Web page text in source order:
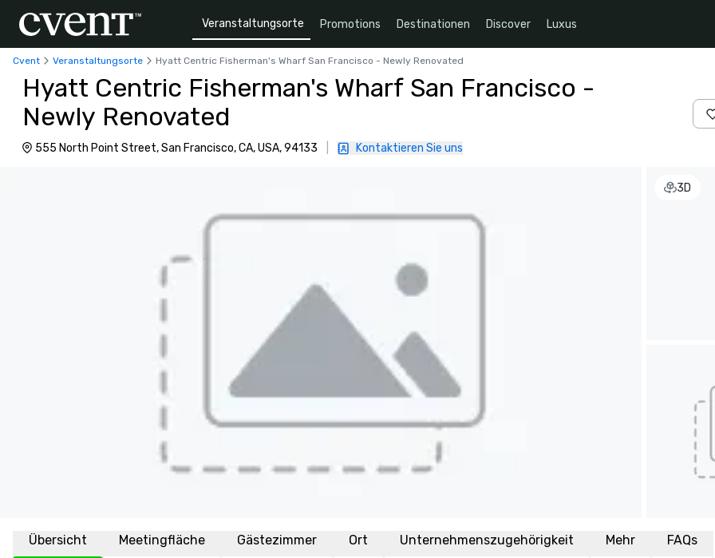
Veranstaltungsorte Promotions Destinationen Discover Luxus
Cvent Veranstaltungsorte Hyatt Centric Fisherman's Wharf San Francisco - Newly Renovated
Hyatt Centric Fisherman's Wharf San Francisco -
Newly Renovated
555 North Point Street, San Francisco, CA, USA, 94133 Kontaktieren Sie uns
3D
Übersicht Meetingfläche Gästezimmer Ort Unternehmenszugehörigkeit Mehr FAQs